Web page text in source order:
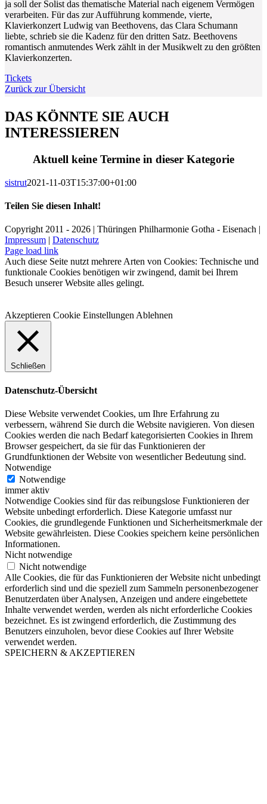
ja soll der Solist das thematische Material nach eigenem Vermögen
verarbeiten. Für das zur Aufführung kommende, vierte,
Klavierkonzert Ludwig van Beethovens, das Clara Schumann
liebte, schrieb sie die Kadenz für den dritten Satz. Beethovens
romantisch anmutendes Werk zählt in der Musikwelt zu den größten
Klavierkonzerten.
Tickets
Zurück zur Übersicht
DAS KÖNNTE SIE AUCH
INTERESSIEREN
Aktuell keine Termine in dieser Kategorie
sistrut2021-11-03T15:37:00+01:00
Teilen Sie diesen Inhalt!
Facebook
X
LinkedIn
E-
Mail
Copyright 2011 - 2026 | Thüringen Philharmonie Gotha - Eisenach |
Impressum | Datenschutz
Facebook
Instagram
WhatsApp
YouTube
E-
Mail
Telefon
Page load link
Auch diese Seite nutzt mehrere Arten von Cookies: Technische und
funktionale Cookies benötigen wir zwingend, damit bei Ihrem
Besuch unserer Website alles gelingt.
Akzeptieren Cookie Einstellungen Ablehnen
Schließen
Datenschutz-Übersicht
Diese Website verwendet Cookies, um Ihre Erfahrung zu
verbessern, während Sie durch die Website navigieren. Von diesen
Cookies werden die nach Bedarf kategorisierten Cookies in Ihrem
Browser gespeichert, da sie für das Funktionieren der
Grundfunktionen der Website von wesentlicher Bedeutung sind.
Notwendige
Notwendige
immer aktiv
Notwendige Cookies sind für das reibungslose Funktionieren der
Website unbedingt erforderlich. Diese Kategorie umfasst nur
Cookies, die grundlegende Funktionen und Sicherheitsmerkmale der
Website gewährleisten. Diese Cookies speichern keine persönlichen
Informationen.
Nicht notwendige
Nicht notwendige
Alle Cookies, die für das Funktionieren der Website nicht unbedingt
erforderlich sind und die speziell zum Sammeln personenbezogener
Benutzerdaten über Analysen, Anzeigen und andere eingebettete
Inhalte verwendet werden, werden als nicht erforderliche Cookies
bezeichnet. Es ist zwingend erforderlich, die Zustimmung des
Benutzers einzuholen, bevor diese Cookies auf Ihrer Website
verwendet werden.
SPEICHERN & AKZEPTIEREN